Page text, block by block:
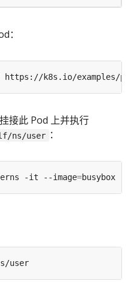
：
接此 Pod 上并执行
ns/user ：
-it --image=